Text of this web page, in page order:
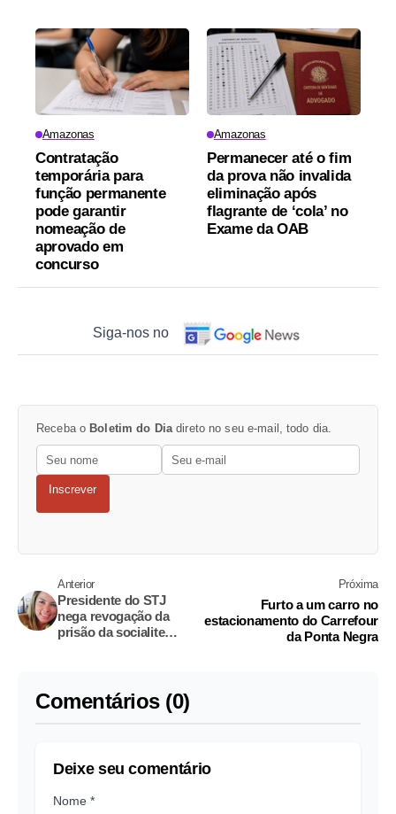
Amazonas
Contratação
temporária para
função permanente
pode garantir
nomeação de
aprovado em
concurso
Amazonas
Permanecer até o fim
da prova não invalida
eliminação após
flagrante de ‘cola’ no
Exame da OAB
Siga-nos no
Receba o Boletim do Dia direto no seu e-mail, todo dia.
Inscrever
Anterior
Presidente do STJ
nega revogação da
prisão da socialite
Próxima
Furto a um carro no
estacionamento do Carrefour
da Ponta Negra
Comentários (0)
Deixe seu comentário
Nome *